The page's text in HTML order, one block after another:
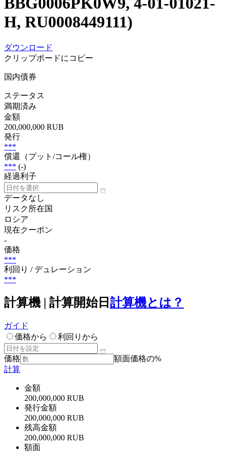
H, RU0008449111)
ダウンロード
クリップボードにコピー
国内債券
ステータス
満期済み
金額
200,000,000 RUB
発行
***
償還（プット/コール権）
*** (-)
経過利子
データなし
リスク所在国
ロシア
現在クーポン
-
価格
***
利回り / デュレーション
***
計算機 | 計算開始日 計算機とは？
ガイド
価格から
利回りから
価格
額面価格の%
計算
金額
200,000,000 RUB
発行金額
200,000,000 RUB
残高金額
200,000,000 RUB
額面